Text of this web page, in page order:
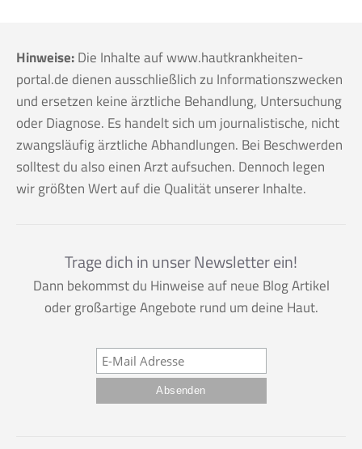
Hinweise:Die Inhalte auf www.hautkrankheiten-
portal.de dienen ausschließlich zu Informationszwecken
und ersetzen keine ärztliche Behandlung, Untersuchung
oder Diagnose. Es handelt sich um journalistische, nicht
zwangsläufig ärztliche Abhandlungen. Bei Beschwerden
solltest du also einen Arzt aufsuchen. Dennoch legen
wir größten Wert auf die Qualität unserer Inhalte.
Trage dich in unser Newsletter ein!
Dann bekommst du Hinweise auf neue Blog Artikel
oder großartige Angebote rund um deine Haut.